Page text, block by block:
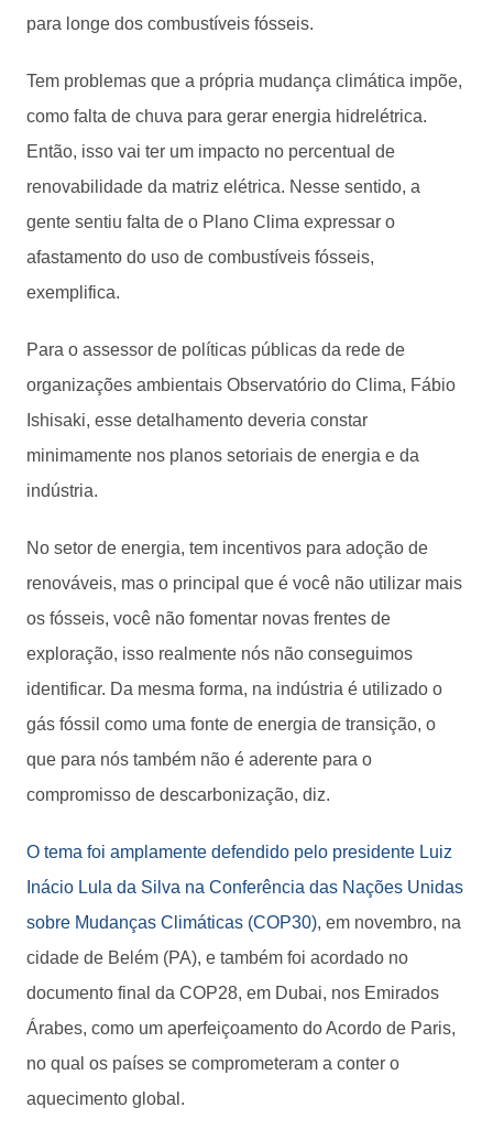
para longe dos combustíveis fósseis.
Tem problemas que a própria mudança climática impõe,
como falta de chuva para gerar energia hidrelétrica.
Então, isso vai ter um impacto no percentual de
renovabilidade da matriz elétrica. Nesse sentido, a
gente sentiu falta de o Plano Clima expressar o
afastamento do uso de combustíveis fósseis,
exemplifica.
Para o assessor de políticas públicas da rede de
organizações ambientais Observatório do Clima, Fábio
Ishisaki, esse detalhamento deveria constar
minimamente nos planos setoriais de energia e da
indústria.
No setor de energia, tem incentivos para adoção de
renováveis, mas o principal que é você não utilizar mais
os fósseis, você não fomentar novas frentes de
exploração, isso realmente nós não conseguimos
identificar. Da mesma forma, na indústria é utilizado o
gás fóssil como uma fonte de energia de transição, o
que para nós também não é aderente para o
compromisso de descarbonização, diz.
O tema foi amplamente defendido pelo presidente Luiz
Inácio Lula da Silva na Conferência das Nações Unidas
sobre Mudanças Climáticas (COP30), em novembro, na
cidade de Belém (PA), e também foi acordado no
documento final da COP28, em Dubai, nos Emirados
Árabes, como um aperfeiçoamento do Acordo de Paris,
no qual os países se comprometeram a conter o
aquecimento global.